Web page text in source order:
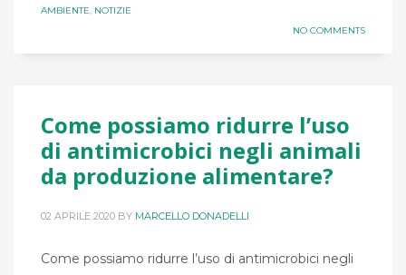
AMBIENTE, NOTIZIE
NO COMMENTS
Come possiamo ridurre l’uso
di antimicrobici negli animali
da produzione alimentare?
02 APRILE 2020 BY MARCELLO DONADELLI
Come possiamo ridurre l’uso di antimicrobici negli